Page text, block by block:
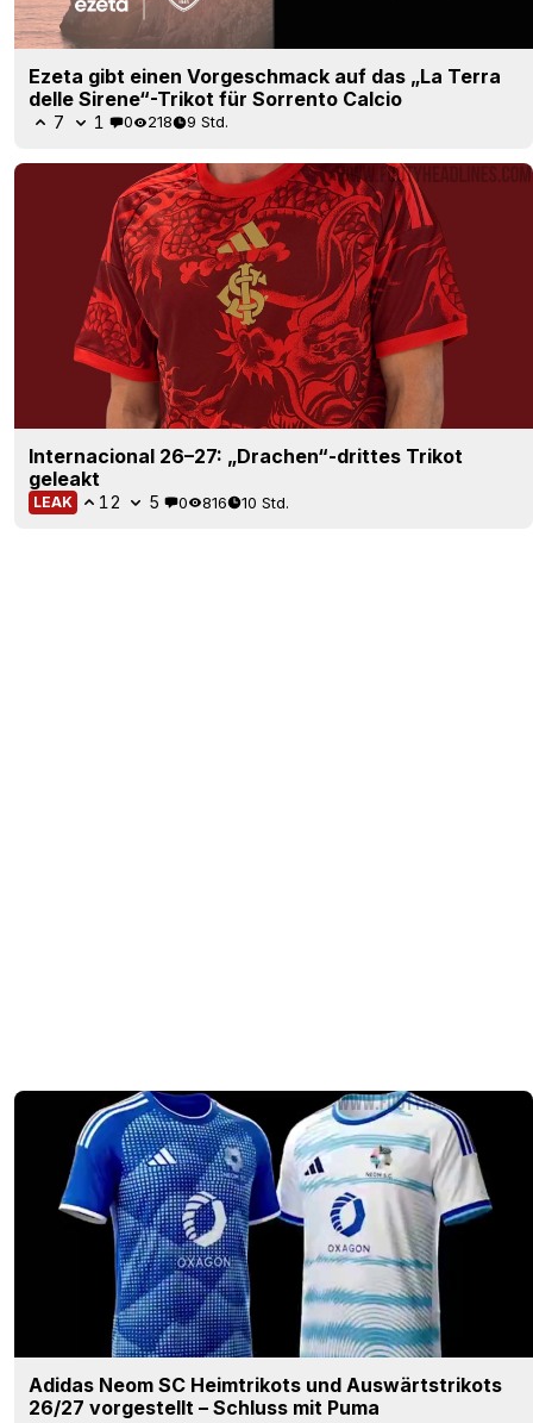
Ezeta gibt einen Vorgeschmack auf das „La Terra
delle Sirene“-Trikot für Sorrento Calcio
7 1 0 218 9 Std.
Internacional 26–27: „Drachen“-drittes Trikot
geleakt
LEAK 12 5 0 816 10 Std.
Adidas Neom SC Heimtrikots und Auswärtstrikots
26/27 vorgestellt – Schluss mit Puma